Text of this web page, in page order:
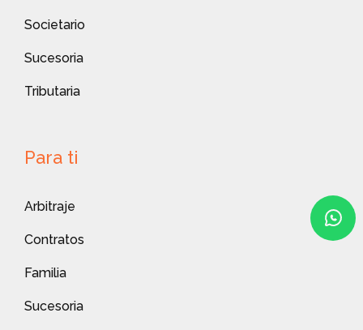
Societario
Sucesoria
Tributaria
Para ti
Arbitraje
Contratos
Familia
Sucesoria